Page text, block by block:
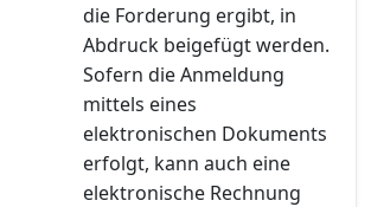
die Forderung ergibt, in
Abdruck beigefügt werden.
Sofern die Anmeldung
mittels eines
elektronischen Dokuments
erfolgt, kann auch eine
elektronische Rechnung